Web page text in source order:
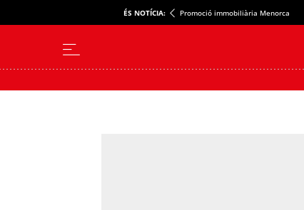
ÉS NOTÍCIA: Promoció immobiliària Menorca